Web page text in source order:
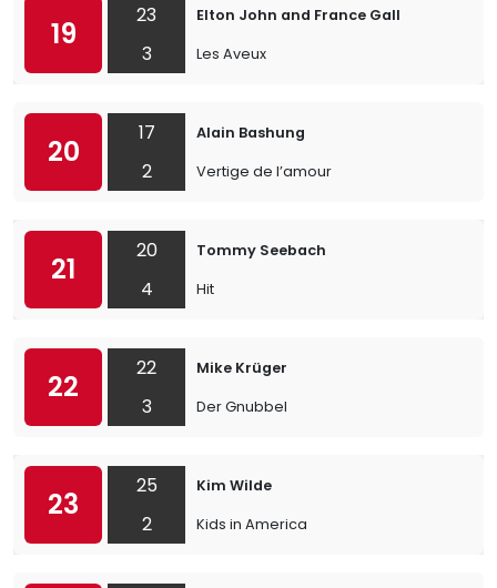
19
23
3
Elton John and France Gall
Les Aveux
20
17
2
Alain Bashung
Vertige de l’amour
21
20
4
Tommy Seebach
Hit
22
22
3
Mike Krüger
Der Gnubbel
23
25
2
Kim Wilde
Kids in America